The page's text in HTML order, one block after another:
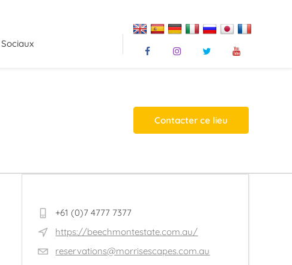
Sociaux
Contacter ce lieu
+61 (0)7 4777 7377
https://beechmontestate.com.au/
reservations@morrisescapes.com.au